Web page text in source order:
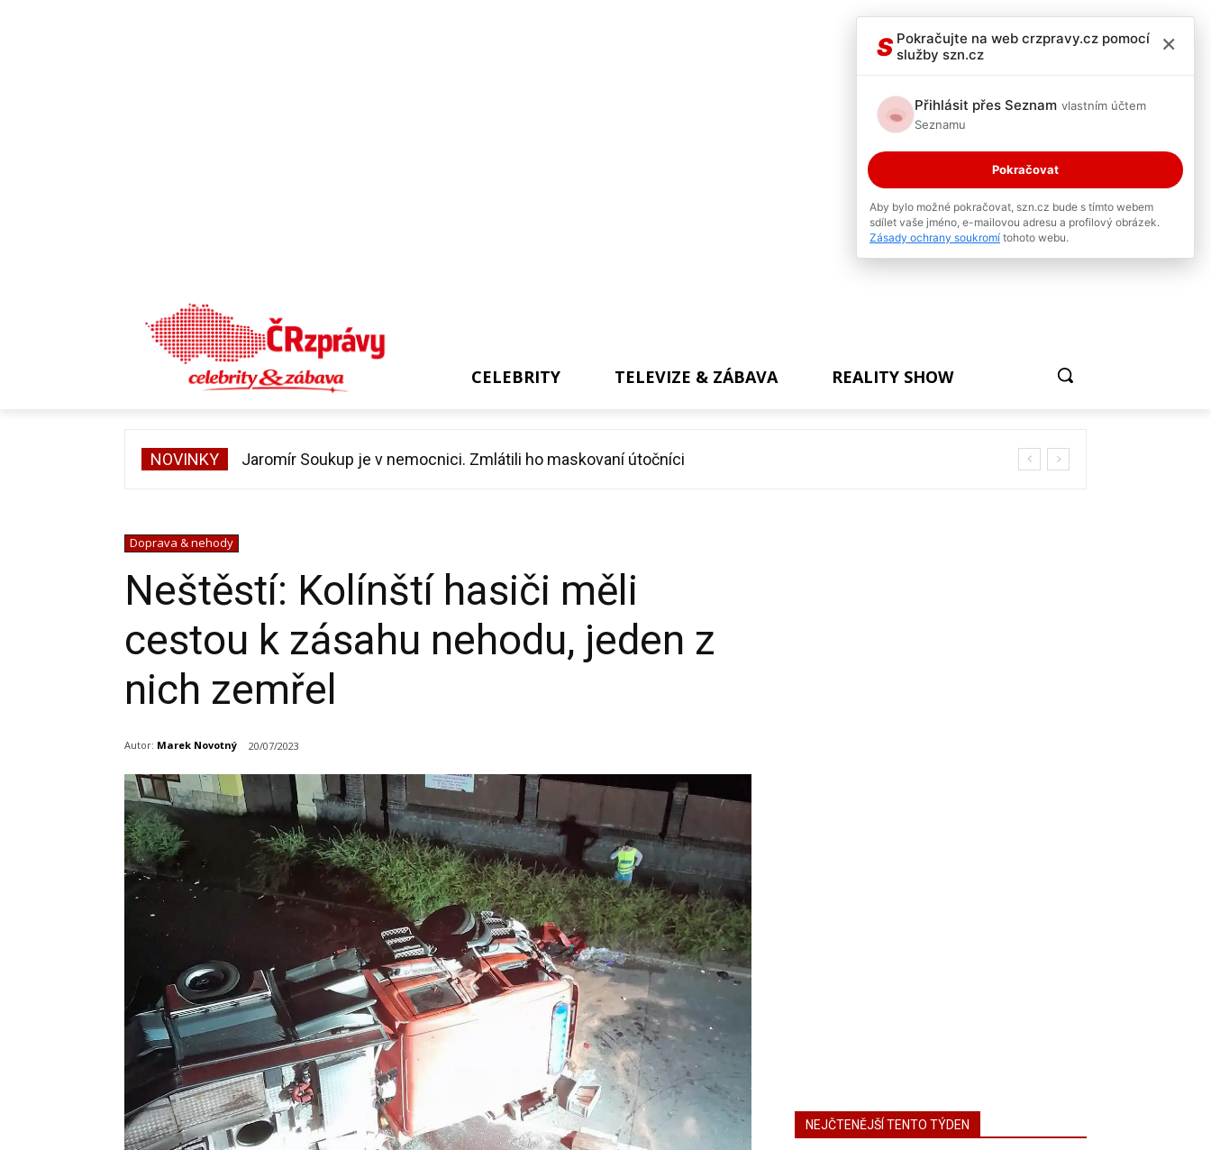
CELEBRITY TELEVIZE & ZÁBAVA REALITY SHOW
NOVINKY Jaromír Soukup je v nemocnici. Zmlátili ho maskovaní útočníci
Zrádci se vrací. Třetí řada bude výpravnější, slibuje režisér
Doprava & nehody
Neštěstí: Kolínští hasiči měli
cestou k zásahu nehodu, jeden z
nich zemřel
Autor: Marek Novotný 20/07/2023
NEJČTENĚJŠÍ TENTO TÝDEN
S Pokračujte na web crzpravy.cz pomocí
služby szn.cz
×
Přihlásit přes Seznam vlastním účtem
Seznamu
Pokračovat
Aby bylo možné pokračovat, szn.cz bude s tímto webem
sdílet vaše jméno, e-mailovou adresu a profilový obrázek.
Zásady ochrany soukromí tohoto webu.